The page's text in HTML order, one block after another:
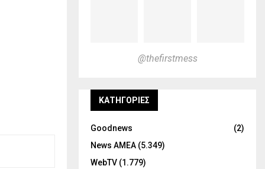
@thefirstmess
KΑΤΗΓΟΡΊΕΣ
Goodnews
(2)
News ΑΜΕΑ (5.349)
WebTV (1.779)